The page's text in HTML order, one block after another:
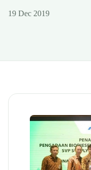
19 Dec 2019